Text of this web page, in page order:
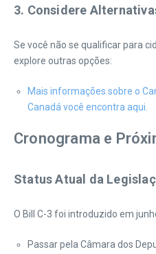
3. Considere
Se você não se qualificar para
explore outras opções:
Mais informações sobre o
Canadá você encontra aqui.
Cronograma e
Status Atual da
O Bill C-3 foi introduzido em
Passar pela Câmara dos